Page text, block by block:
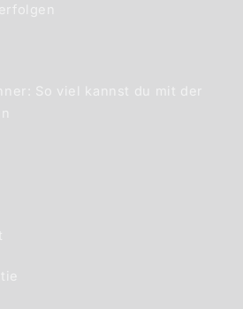
So viel kannst du mit der